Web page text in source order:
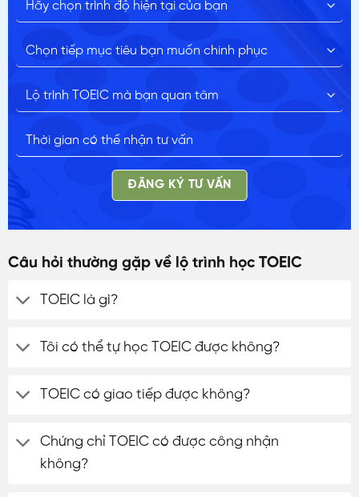
ĐĂNG KÝ TƯ VẤN
Câu hỏi thường gặp về lộ trình học TOEIC
TOEIC là gì?
Tôi có thể tự học TOEIC được không?
TOEIC có giao tiếp được không?
Chứng chỉ TOEIC có được công nhận
không?